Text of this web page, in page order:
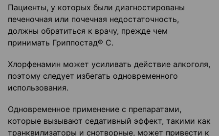
Пациенты, у которых были диагностированы
печеночная или почечная недостаточность,
должны обратиться к врачу, прежде чем
принимать Гриппостад® С.
Хлорфенамин может усиливать действие алкоголя,
поэтому следует избегать одновременного
использования.
Одновременное применение с препаратами,
которые вызывают седативный эффект, такими как
транквилизаторы и снотворные, может привести к